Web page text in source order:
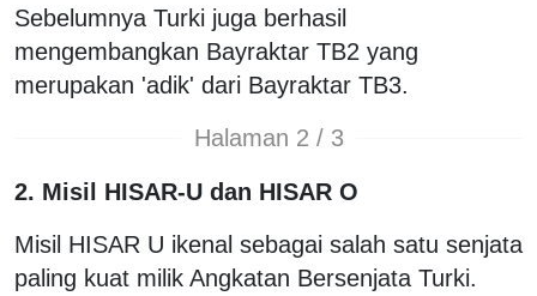
Sebelumnya Turki juga berhasil
mengembangkan Bayraktar TB2 yang
merupakan 'adik' dari Bayraktar TB3.
Halaman 2 / 3
2. Misil HISAR-U dan HISAR O
Misil HISAR U ikenal sebagai salah satu senjata
paling kuat milik Angkatan Bersenjata Turki.